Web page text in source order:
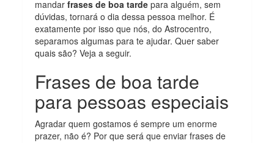
mandarfrases de boa tarde para alguém, sem
dúvidas, tornará o dia dessa pessoa melhor. É
exatamente por isso que nós, do Astrocentro,
separamos algumas para te ajudar. Quer saber
quais são? Veja a seguir.
Frases de boa tarde
para pessoas especiais
Agradar quem gostamos é sempre um enorme
prazer, não é? Por que será que enviar frases de